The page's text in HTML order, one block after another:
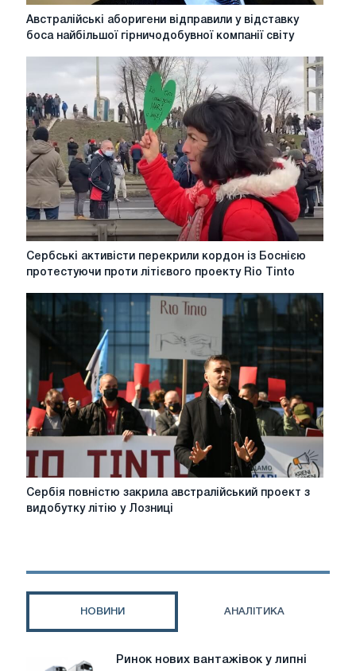
Австралійські
аборигени
відставку
боса
найбільшої
гірничодобувної
компанії
світу
Австралійські аборигени відправили у відставку
боса найбільшої гірничодобувної компанії світу
Сербські
кордон
протестуючи
проти
літієвого
проекту
Rio
Tinto
Сербські активісти перекрили кордон із Боснією
протестуючи проти літієвого проекту Rio Tinto
Сербія
повністю
з
Сербія повністю закрила австралійський проект з
видобутку літію у Лозниці
НОВИНИ АНАЛІТИКА
Ринок
Ринок нових вантажівок у липні